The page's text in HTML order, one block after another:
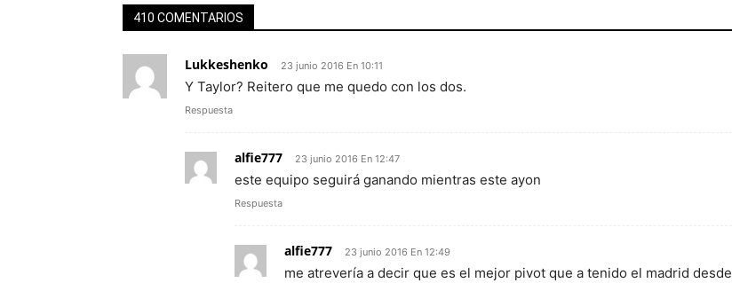
410 COMENTARIOS
Lukkeshenko 23 junio 2016 En 10:11
Y Taylor? Reitero que me quedo con los dos.
Respuesta
alfie777 23 junio 2016 En 12:47
este equipo seguirá ganando mientras este ayon
Respuesta
alfie777 23 junio 2016 En 12:49
me atrevería a decir que es el mejor pivot que a tenido el madrid desde